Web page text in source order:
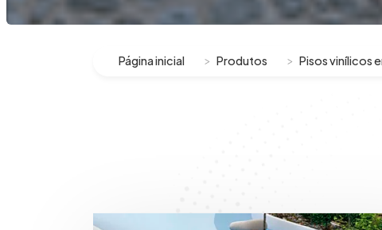
Página inicial Produtos Pisos vinílicos